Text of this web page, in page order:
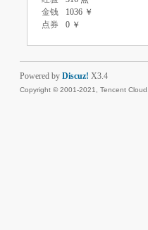
金钱
1036 ￥
点券
0 ￥
Powered by Discuz! X3.4
Copyright © 2001-2021, Tencent Cloud.